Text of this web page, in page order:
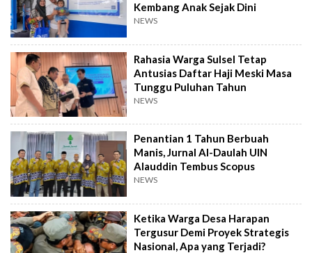
Kembang Anak Sejak Dini
NEWS
Rahasia Warga Sulsel Tetap
Antusias Daftar Haji Meski Masa
Tunggu Puluhan Tahun
NEWS
Penantian 1 Tahun Berbuah
Manis, Jurnal Al-Daulah UIN
Alauddin Tembus Scopus
NEWS
Ketika Warga Desa Harapan
Tergusur Demi Proyek Strategis
Nasional, Apa yang Terjadi?